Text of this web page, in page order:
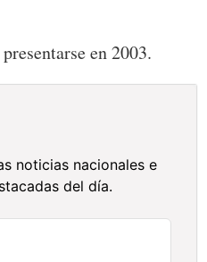
en 2003.
noticias nacionales e
del día.